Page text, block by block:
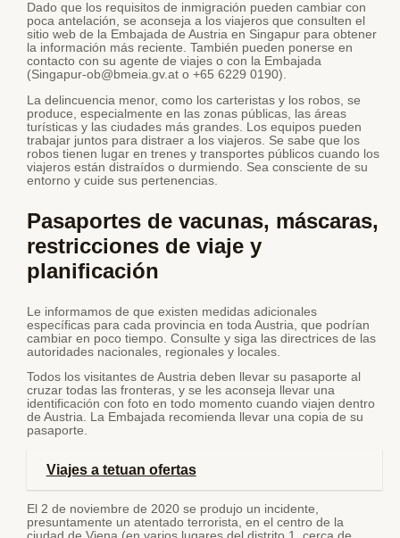
Dado que los requisitos de inmigración pueden cambiar con
poca antelación, se aconseja a los viajeros que consulten el
sitio web de la Embajada de Austria en Singapur para obtener
la información más reciente. También pueden ponerse en
contacto con su agente de viajes o con la Embajada
(Singapur-ob@bmeia.gv.at o +65 6229 0190).
La delincuencia menor, como los carteristas y los robos, se
produce, especialmente en las zonas públicas, las áreas
turísticas y las ciudades más grandes. Los equipos pueden
trabajar juntos para distraer a los viajeros. Se sabe que los
robos tienen lugar en trenes y transportes públicos cuando los
viajeros están distraídos o durmiendo. Sea consciente de su
entorno y cuide sus pertenencias.
Pasaportes de vacunas, máscaras,
restricciones de viaje y
planificación
Le informamos de que existen medidas adicionales
específicas para cada provincia en toda Austria, que podrían
cambiar en poco tiempo. Consulte y siga las directrices de las
autoridades nacionales, regionales y locales.
Todos los visitantes de Austria deben llevar su pasaporte al
cruzar todas las fronteras, y se les aconseja llevar una
identificación con foto en todo momento cuando viajen dentro
de Austria. La Embajada recomienda llevar una copia de su
pasaporte.
Viajes a tetuan ofertas
El 2 de noviembre de 2020 se produjo un incidente,
presuntamente un atentado terrorista, en el centro de la